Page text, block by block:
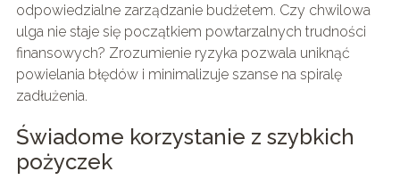
odpowiedzialne zarządzanie budżetem. Czy chwilowa
ulga nie staje się początkiem powtarzalnych trudności
finansowych? Zrozumienie ryzyka pozwala uniknąć
powielania błędów i minimalizuje szanse na spiralę
zadłużenia.
Świadome korzystanie z szybkich
pożyczek